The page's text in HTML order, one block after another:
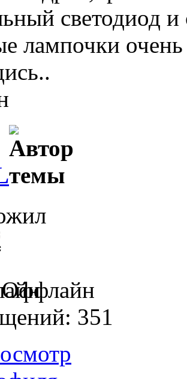
светодиод и
лампочки
351